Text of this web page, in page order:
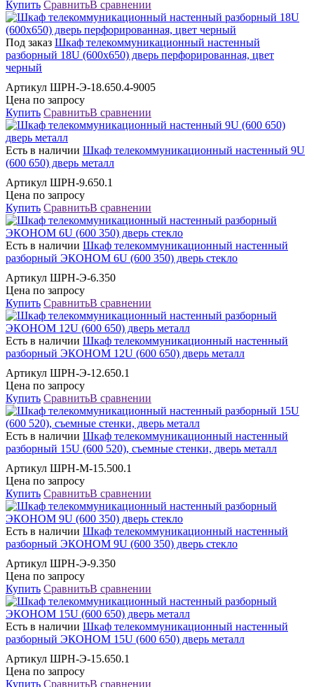
Купить СравнитьВ сравнении
Под заказ Шкаф телекоммуникационный настенный
разборный 18U (600х650) дверь перфорированная, цвет
черный
Артикул ШРН-Э-18.650.4-9005
Цена по запросу
Купить СравнитьВ сравнении
Есть в наличии Шкаф телекоммуникационный настенный 9U
(600 650) дверь металл
Артикул ШРН-9.650.1
Цена по запросу
Купить СравнитьВ сравнении
Есть в наличии Шкаф телекоммуникационный настенный
разборный ЭКОНОМ 6U (600 350) дверь стекло
Артикул ШРН-Э-6.350
Цена по запросу
Купить СравнитьВ сравнении
Есть в наличии Шкаф телекоммуникационный настенный
разборный ЭКОНОМ 12U (600 650) дверь металл
Артикул ШРН-Э-12.650.1
Цена по запросу
Купить СравнитьВ сравнении
Есть в наличии Шкаф телекоммуникационный настенный
разборный 15U (600 520), съемные стенки, дверь металл
Артикул ШРН-М-15.500.1
Цена по запросу
Купить СравнитьВ сравнении
Есть в наличии Шкаф телекоммуникационный настенный
разборный ЭКОНОМ 9U (600 350) дверь стекло
Артикул ШРН-Э-9.350
Цена по запросу
Купить СравнитьВ сравнении
Есть в наличии Шкаф телекоммуникационный настенный
разборный ЭКОНОМ 15U (600 650) дверь металл
Артикул ШРН-Э-15.650.1
Цена по запросу
Купить СравнитьВ сравнении